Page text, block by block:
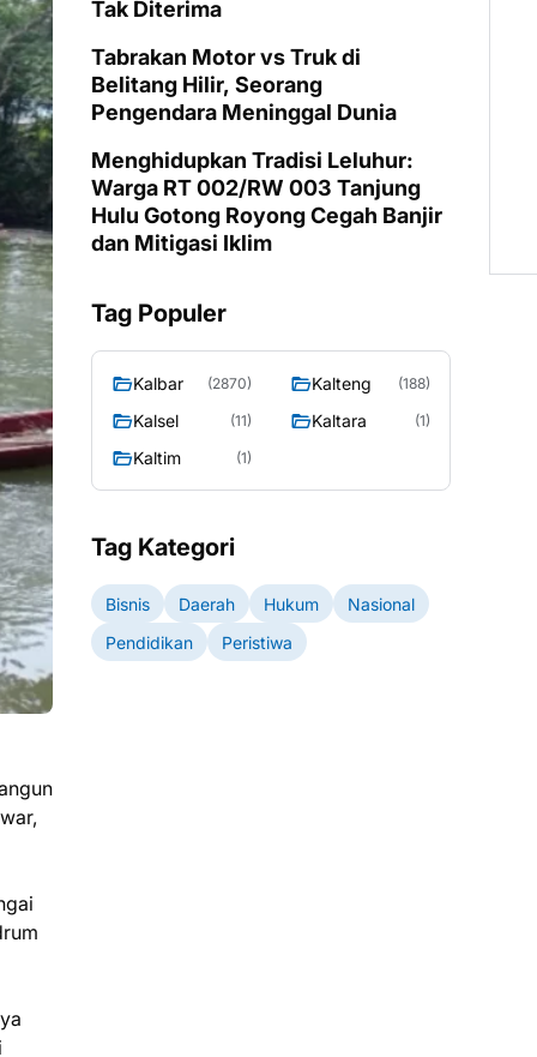
Tak Diterima
Tabrakan Motor vs Truk di
Belitang Hilir, Seorang
Pengendara Meninggal Dunia
Menghidupkan Tradisi Leluhur:
Warga RT 002/RW 003 Tanjung
Hulu Gotong Royong Cegah Banjir
dan Mitigasi Iklim
Tag Populer
Kalbar (2870) Kalteng (188)
Kalsel (11) Kaltara (1)
Kaltim (1)
Tag Kategori
Bisnis Daerah Hukum
Nasional
Pendidikan
Peristiwa